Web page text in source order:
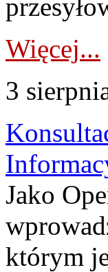
Więcej...
3
Jako
którym